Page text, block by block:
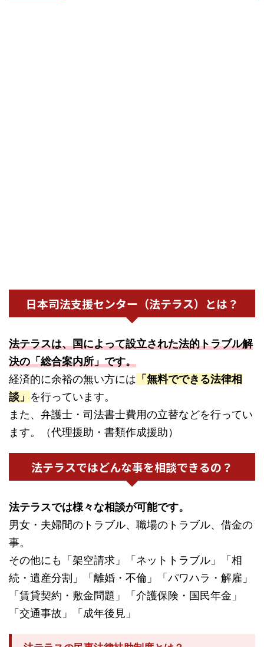
日本司法支援センター（法テラス）とは？
法テラスは、国によって設立された法的トラブル解
決の「総合案内所」です。
経済的に余裕の無い方には 「無料でできる法律相
談」 を行っています。
また、弁護士・司法書士費用の立替などを行ってい
ます。（代理援助・書類作成援助）
法テラスではどんな事を相談できるの？
法テラスでは様々な相談が可能です。
男女・夫婦間のトラブル、職場のトラブル、借金の
事。
その他にも「架空請求」「ネットトラブル」「相
続・遺産分割」「離婚・不倫」「パワハラ・解雇」
「賃貸契約・敷金問題」「介護保険・国民年金」
「交通事故」「成年後見」